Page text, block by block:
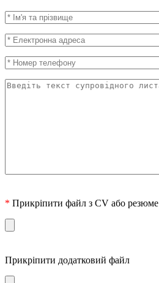
* Прикріпити файл з CV або резюме
Прикріпити додатковий файл